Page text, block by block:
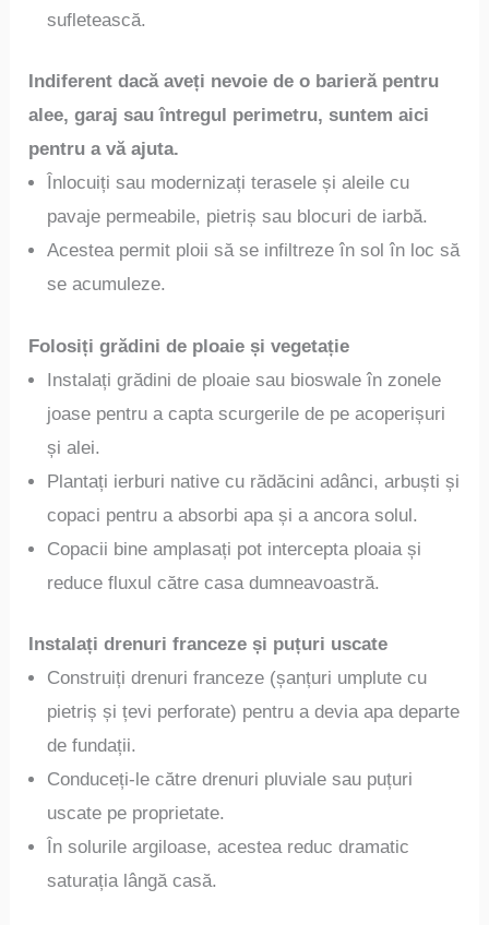
sufletească.
Indiferent dacă aveți nevoie de o barieră pentru
alee, garaj sau întregul perimetru, suntem aici
pentru a vă ajuta.
Înlocuiți sau modernizați terasele și aleile cu
pavaje permeabile, pietriș sau blocuri de iarbă.
Acestea permit ploii să se infiltreze în sol în loc să
se acumuleze.
Folosiți grădini de ploaie și vegetație
Instalați grădini de ploaie sau bioswale în zonele
joase pentru a capta scurgerile de pe acoperișuri
și alei.
Plantați ierburi native cu rădăcini adânci, arbuști și
copaci pentru a absorbi apa și a ancora solul.
Copacii bine amplasați pot intercepta ploaia și
reduce fluxul către casa dumneavoastră.
Instalați drenuri franceze și puțuri uscate
Construiți drenuri franceze (șanțuri umplute cu
pietriș și țevi perforate) pentru a devia apa departe
de fundații.
Conduceți-le către drenuri pluviale sau puțuri
uscate pe proprietate.
În solurile argiloase, acestea reduc dramatic
saturația lângă casă.